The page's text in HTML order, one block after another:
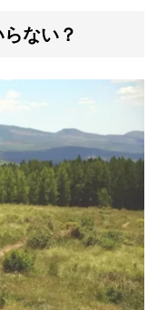
ない？